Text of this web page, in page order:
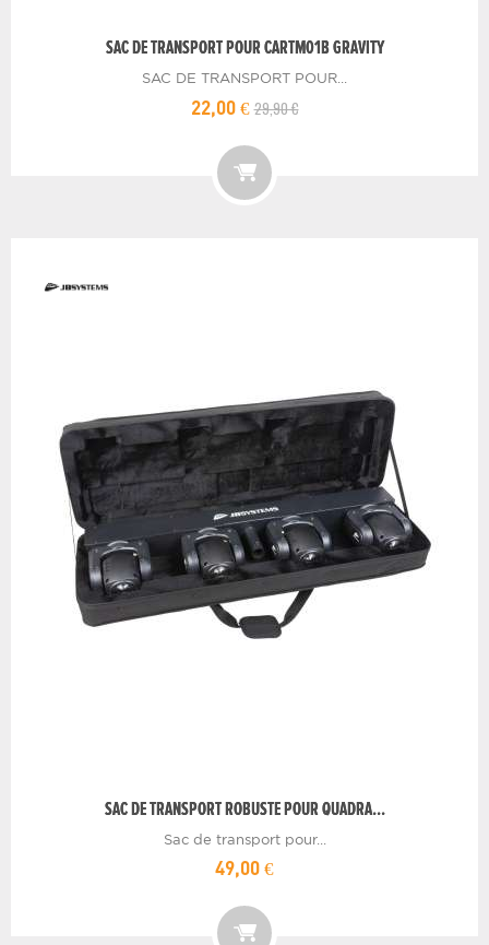
SAC DE TRANSPORT POUR CARTM01B GRAVITY
SAC DE TRANSPORT POUR...
22,00 €29,90 €
SAC DE TRANSPORT ROBUSTE POUR QUADRA...
Sac de transport pour...
49,00 €